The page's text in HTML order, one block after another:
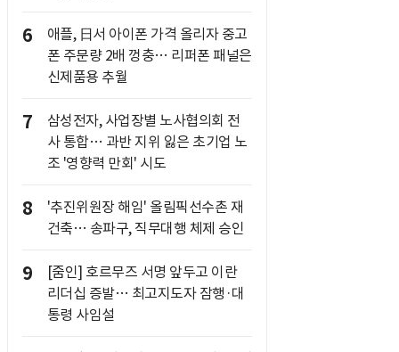
6
애플, 日서 아이폰 가격 올리자 중고
폰 주문량 2배 껑충… 리퍼폰 패널은
신제품용 추월
7
삼성전자, 사업장별 노사협의회 전
사 통합… 과반 지위 잃은 초기업 노
조 '영향력 만회' 시도
8
'추진위원장 해임' 올림픽선수촌 재
건축… 송파구, 직무대행 체제 승인
9
[줌인] 호르무즈 서명 앞두고 이란
리더십 증발… 최고지도자 잠행·대
통령 사임설